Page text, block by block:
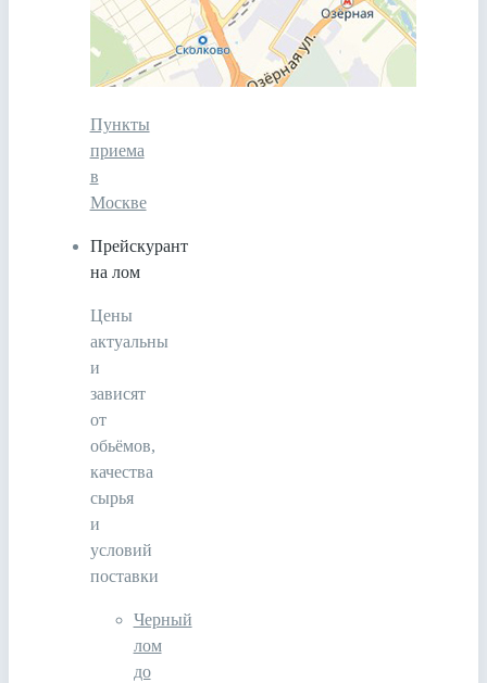
Пункты
приема
в
Москве
Прейскурант
на лом
Цены
актуальны
и
зависят
от
обьёмов,
качества
сырья
и
условий
поставки
Черный
лом
до